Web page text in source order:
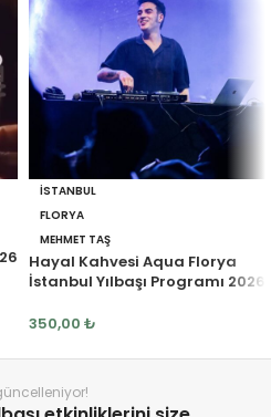
İSTANBUL
FLORYA
MEHMET TAŞ
Hayal Kahvesi Aqua Florya
İstanbul Yılbaşı Programı 2026
350,00 ₺